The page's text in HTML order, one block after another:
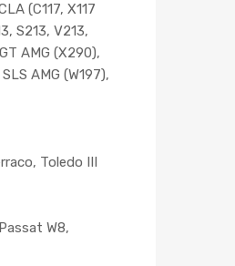
(C117, X117
S213, V213,
AMG (X290),
AMG (W197),
Toledo III
W8,